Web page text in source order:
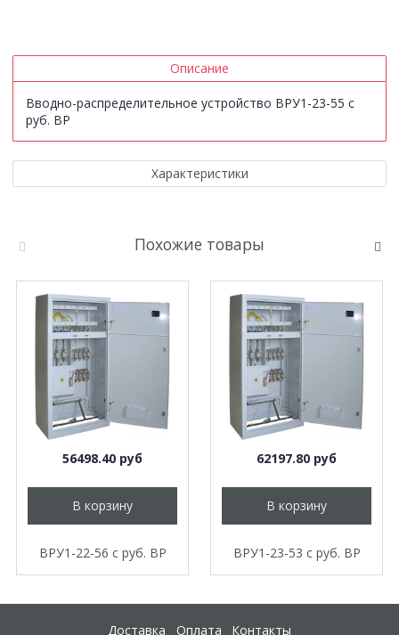
Описание
Вводно-распределительное устройство ВРУ1-23-55 с
руб. ВР
Характеристики
Похожие товары
56498.40 руб
В корзину
ВРУ1-22-56 с руб. ВР
62197.80 руб
В корзину
ВРУ1-23-53 с руб. ВР
Доставка Оплата Контакты